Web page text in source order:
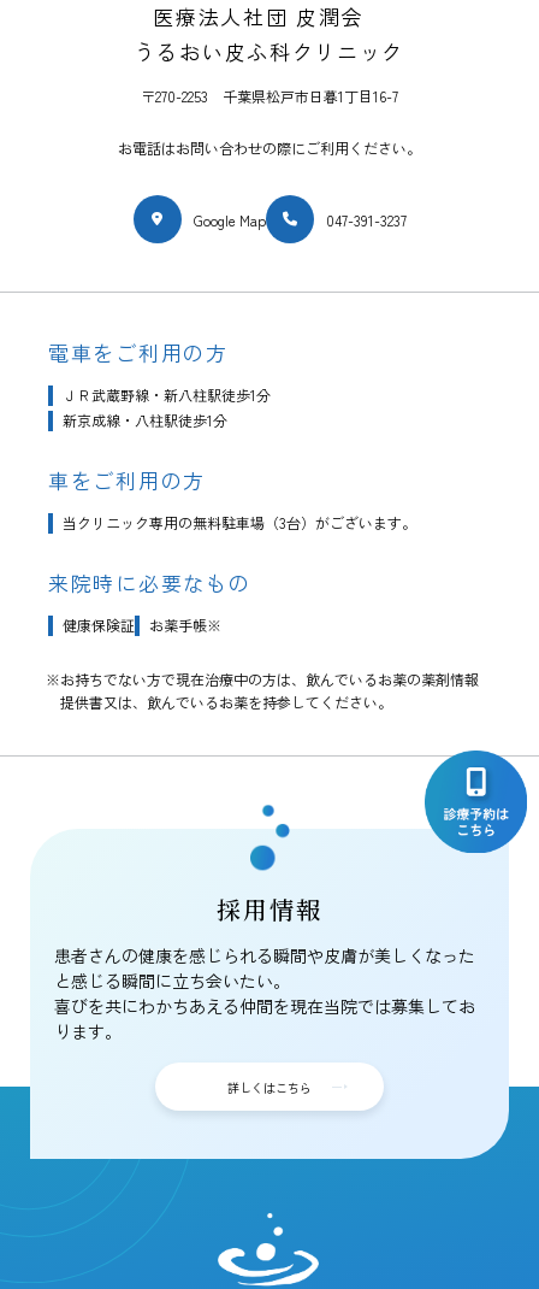
医療法人社団 皮潤会
うるおい皮ふ科クリニック
〒270-2253 千葉県松戸市日暮1丁目16-7
お電話はお問い合わせの際にご利用ください。
Google Map 047-391-3237
電車をご利用の方
ＪＲ武蔵野線・新八柱駅徒歩1分
新京成線・八柱駅徒歩1分
車をご利用の方
当クリニック専用の無料駐車場（3台）がございます。
来院時に必要なもの
健康保険証 お薬手帳※
※お持ちでない方で現在治療中の方は、飲んでいるお薬の薬剤情報
提供書又は、飲んでいるお薬を持参してください。
採用情報
患者さんの健康を感じられる瞬間や皮膚が美しくなった
と感じる瞬間に立ち会いたい。
喜びを共にわかちあえる仲間を現在当院では募集してお
ります。
詳しくはこちら